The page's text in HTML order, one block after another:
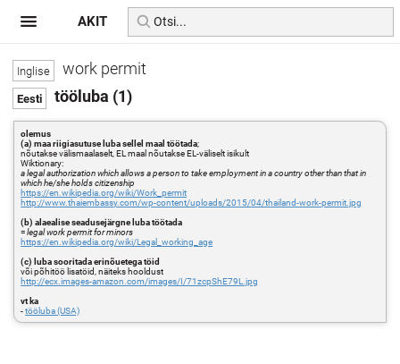
work permit
tööluba (1)
olemus
(a) maa riigiasutuse luba sellel maal töötada;
nõutakse välismaalaselt, EL maal nõutakse EL-väliselt isikult
Wiktionary:
a legal authorization which allows a person to take employment in a country other than that in
which he/she holds citizenship
https://en.wikipedia.org/wiki/Work_permit
http://www.thaiembassy.com/wp-content/uploads/2015/04/thailand-work-permit.jpg
(b) alaealise seadusejärgne luba töötada
=legal work permit for minors
https://en.wikipedia.org/wiki/Legal_working_age
(c) luba sooritada erinõuetega töid
või põhitöö lisatöid, näiteks hooldust
http://ecx.images-amazon.com/images/I/71zcpShE79L.jpg
vt ka
-tööluba (USA)
AKIT